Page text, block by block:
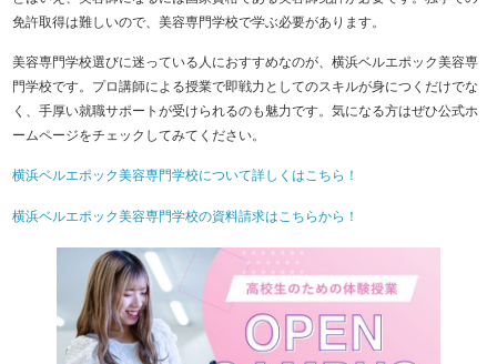
免許取得は難しいので、美容専門学校で学ぶ必要があります。
美容専門学校選びに迷っている人におすすめなのが、横浜ベルエポック美容専
門学校です。プロ講師による授業で即戦力としてのスキルが身につくだけでな
く、手厚い就職サポートが受けられるのも魅力です。気になる方はぜひ公式ホ
ームページをチェックしてみてください。
横浜ベルエポック美容専門学校について詳しくはこちら！
横浜ベルエポック美容専門学校の資料請求はこちらから！